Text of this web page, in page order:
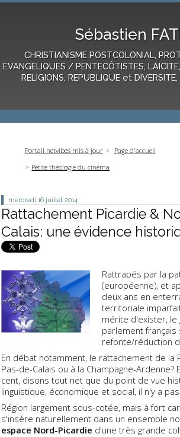
Sébastien
CHRISTIANISME POSTCOLONIAL,
EVANGELIQUES / PENTECÔTISTES,
RELIGIONS, REPUBLIQUE et
Portail netvibes mis à jour
Page d'accueil
Petite théologie du cinéma
mercredi 16 juillet 2014
Rattachement Picardie &
Calais: une évidence
Rattrapés par la
(européenne), et
deux ans en
territoriale
mérite d'exister, le
parlement français
refonte/réduction
En débat notamment, le rattachement de la
Pas-de-Calais ou à la Champagne-Ardenne?
cent, disons tout net que du point de vue
linguistique, économique et social, il n'y a pas
Région largement sous-cotée, mais à fort
s'insère naturellement dans un ensemble
espace Nord-Picardie d'une très grande